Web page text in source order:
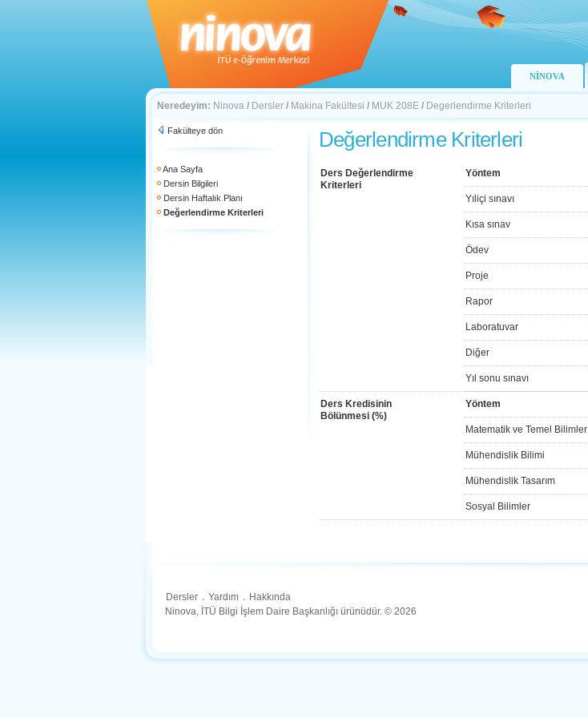
NİNOVA
Neredeyim: Ninova / Dersler / Makina Fakültesi / MUK 208E / Degerlendirme Kriterleri
Fakülteye dön
Ana Sayfa
Dersin Bilgileri
Dersin Haftalık Planı
Değerlendirme Kriterleri
Değerlendirme Kriterleri
Ders Değerlendirme
Kriterleri
Yöntem
Yıliçi sınavı
Kısa sınav
Ödev
Proje
Rapor
Laboratuvar
Diğer
Yıl sonu sınavı
Ders Kredisinin
Bölünmesi (%)
Yöntem
Matematik ve Temel Bilimler
Mühendislik Bilimi
Mühendislik Tasarım
Sosyal Bilimler
Dersler . Yardım . Hakkında
Ninova, İTÜ Bilgi İşlem Daire Başkanlığı ürünüdür. © 2026